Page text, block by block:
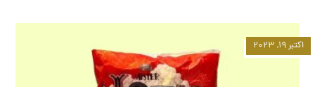
اکتبر ۱۹, ۲۰۲۳